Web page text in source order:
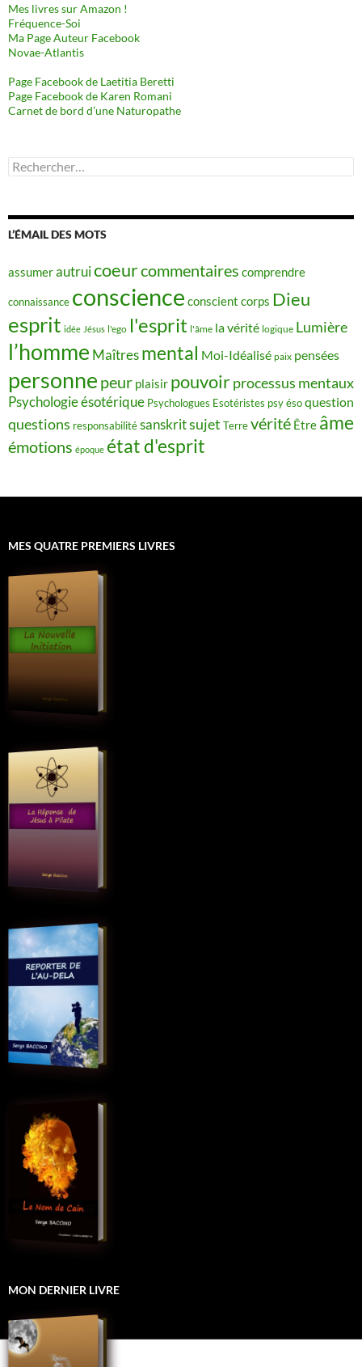
Mes livres sur Amazon !
Fréquence-Soi
Ma Page Auteur Facebook
Novae-Atlantis
Page Facebook de Laetitia Beretti
Page Facebook de Karen Romani
Carnet de bord d’une Naturopathe
Rechercher :
L’ÉMAIL DES MOTS
assumerautruicoeurcommentaires comprendre
connaissance conscience conscient corps Dieu
esprit idée Jésus l'ego l'esprit l'âme la vérité logique Lumière
l’homme Maîtres mental Moi-Idéalisé paix pensées
personne peur plaisir pouvoirprocessus mentaux
Psychologie ésotérique Psychologues Esotéristes psy ésoquestion
questions responsabilitésanskritsujet Terrevérité Être âme
émotions époque état d'esprit
MES QUATRE PREMIERS LIVRES
MON DERNIER LIVRE